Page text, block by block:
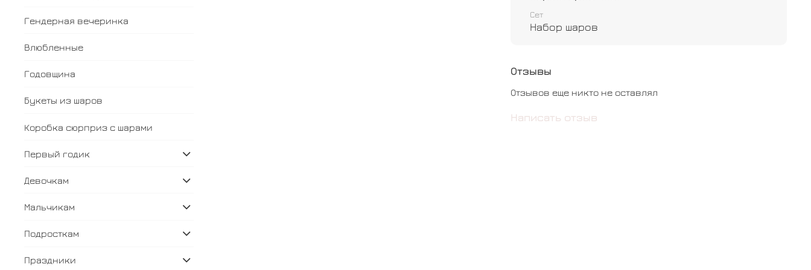
Шар с конфетти - 4 шт
Сет
Набор шаров
Отзывы
Отзывов еще никто не оставлял
Написать отзыв
Гендерная вечеринка
Влюбленные
Годовщина
Букеты из шаров
Коробка сюрприз с шарами
Первый годик
Девочкам
Мальчикам
Подросткам
Праздники